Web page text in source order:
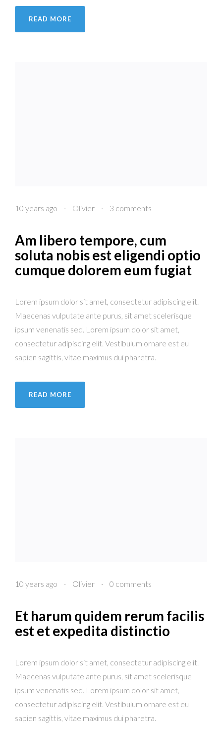
READ MORE
10 years ago · Olivier · 3 comments
Am libero tempore, cum
soluta nobis est eligendi optio
cumque dolorem eum fugiat
Lorem ipsum dolor sit amet, consectetur adipiscing elit.
Maecenas vulputate ante purus, sit amet scelerisque
ipsum venenatis sed. Lorem ipsum dolor sit amet,
consectetur adipiscing elit. Vestibulum ornare est eu
sapien sagittis, vitae maximus dui pharetra.
READ MORE
10 years ago · Olivier · 0 comments
Et harum quidem rerum facilis
est et expedita distinctio
Lorem ipsum dolor sit amet, consectetur adipiscing elit.
Maecenas vulputate ante purus, sit amet scelerisque
ipsum venenatis sed. Lorem ipsum dolor sit amet,
consectetur adipiscing elit. Vestibulum ornare est eu
sapien sagittis, vitae maximus dui pharetra.